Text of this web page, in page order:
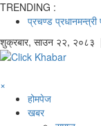
TRENDING :
प्रचण्ड प्रधानमन्त्री
शुक्रबार, साउन २२, २०८३
×
होमपेज
खबर